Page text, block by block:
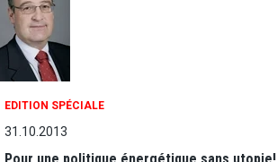
EDITION SPÉCIALE
31.10.2013